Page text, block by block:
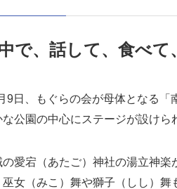
で、話して、食べ
9日、もぐらの会が母体となる「
公園の中心にステージが設けら
の愛宕（あたご）神社の湯立神
女（みこ）舞や獅子（しし）舞